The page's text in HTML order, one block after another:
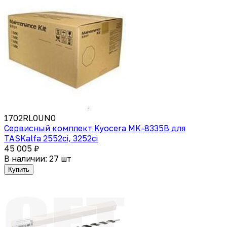
1702RL0UN0
Сервисный комплект Kyocera MK-8335B для
TASKalfa 2552ci, 3252ci
45 005 ₽
В наличии: 27 шт
Купить